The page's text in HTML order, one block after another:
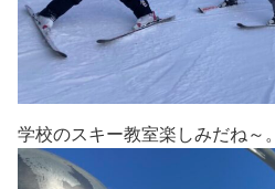
学校のスキー教室楽しみだね～。